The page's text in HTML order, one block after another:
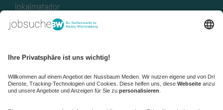
lokalmatador
kaufinBW
NussbaumID
Nussbaum Medien